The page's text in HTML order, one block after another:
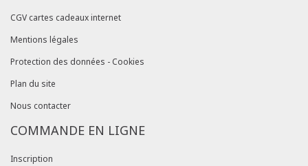
CGV cartes cadeaux internet
Mentions légales
Protection des données - Cookies
Plan du site
Nous contacter
COMMANDE EN LIGNE
Inscription